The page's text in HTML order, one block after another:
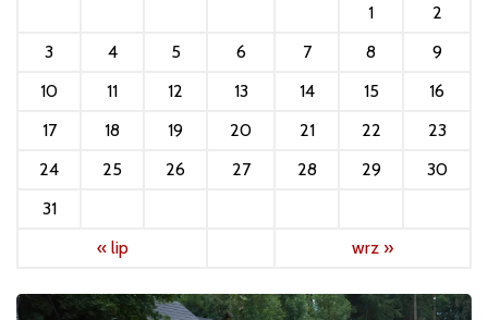
1
2
3
4 5 6 7 8
9
10
11 12 13 14 15
16
17
18 19 20 21 22
23
24
25 26 27 28 29
30
31
« lip
wrz »